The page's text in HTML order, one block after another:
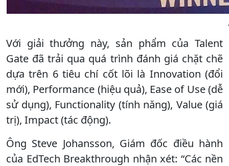
Với giải thưởng này, sản phẩm của Talent
Gate đã trải qua quá trình đánh giá chặt chẽ
dựa trên 6 tiêu chí cốt lõi là Innovation (đổi
mới), Performance (hiệu quả), Ease of Use (dễ
sử dụng), Functionality (tính năng), Value (giá
trị), Impact (tác động).
Ông Steve Johansson, Giám đốc điều hành
của EdTech Breakthrough nhận xét: “Các nền